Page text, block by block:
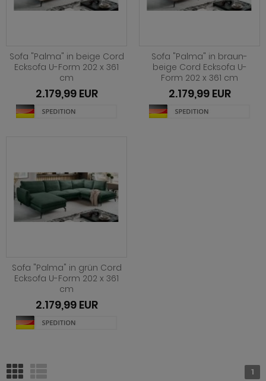
Sofa "Palma" in beige Cord
Ecksofa U-Form 202 x 361
cm
2.179,99 EUR
Sofa "Palma" in braun-
beige Cord Ecksofa U-
Form 202 x 361 cm
2.179,99 EUR
Sofa "Palma" in grün Cord
Ecksofa U-Form 202 x 361
cm
2.179,99 EUR
1